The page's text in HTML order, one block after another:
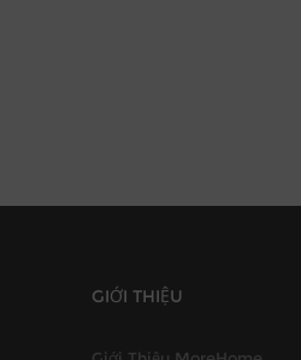
GIỚI THIỆU